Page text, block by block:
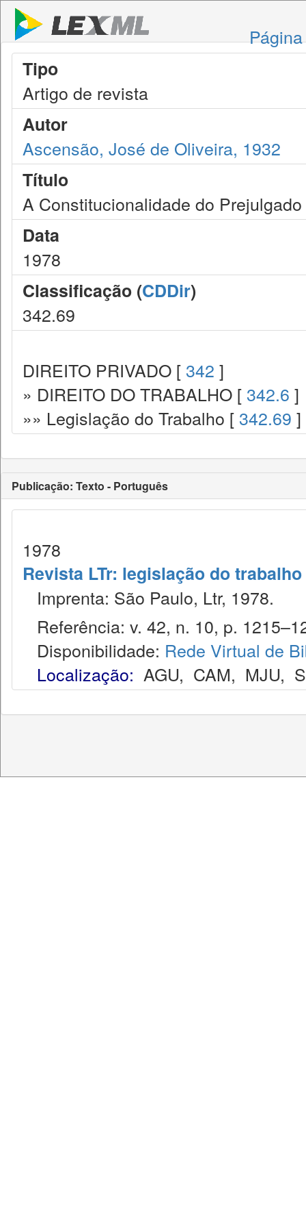
Tipo
Artigo de revista
Autor
Ascensão, José de Oliveira, 1932
Título
A Constitucionalidade do
Data
1978
Classificação (CDDir)
342.69
DIREITO PRIVADO [ 342 ]
» DIREITO DO TRABALHO [ 342.6 ]
»» Legislação do Trabalho [ 342.69 ]
Publicação: Texto - Português
1978
Revista LTr: legislação do trabalho
Imprenta: São Paulo, Ltr, 1978.
Referência: v. 42, n. 10, p.
Disponibilidade: Rede Virtual de
Localização: AGU, CAM, MJU,